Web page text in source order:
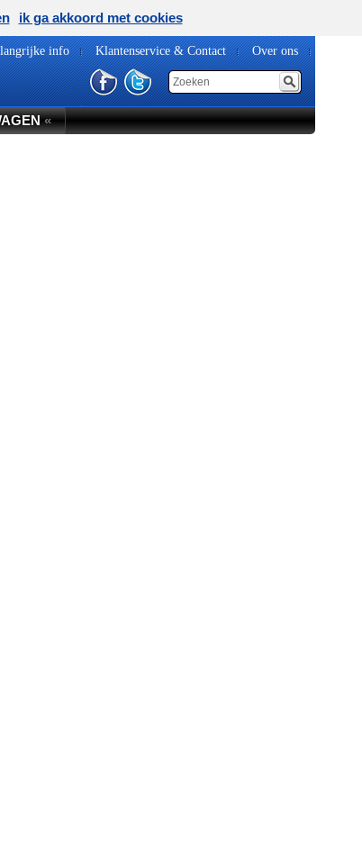
info Klantenservice & Contact Over ons
«
ik ga akkoord met cookies